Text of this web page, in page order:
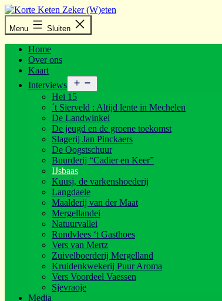
Ga
naar
de
Korte
Keten
(W)eten
Menu Sluiten
Home
Over ons
Kaart
Interviews
menu
Hei 15
´t Sierveld : Altijd lente in Mechelen
De Landwinkel
De jeugd en de groene toekomst
Slagerij Jan Pinckaers
De Oogstschuur
Buurderij “Cadier en Keer”
IJsbaas
Kuusj, de varkenshoederij
Langdaele
Maalderij van der Maat
Mergellandei
Natuurvallei
Rundvlees ‘t Gasthoes
Vers van Mertz
Zuivelboerderij Mergelland
Kruidenkwekerij Puur Aroma
Vers Voordeel Vaessen
Sjevraoje
Media